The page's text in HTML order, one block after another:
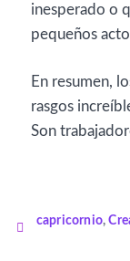
inesperado o
pequeños
En resumen,
rasgos
Son
capricornio,